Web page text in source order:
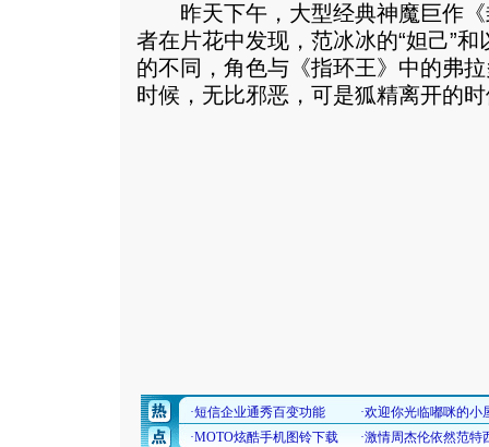
昨天下午，大型经典神魔巨作《
者在片花中发现，范冰冰的“妲己”
的不同，角色与《指环王》中的弗
时候，无比邪恶，可是狐精离开的